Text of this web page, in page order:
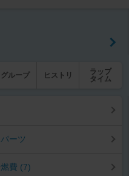
グループ ヒストリ
ラップ
タイム
パーツ
燃費 (7)